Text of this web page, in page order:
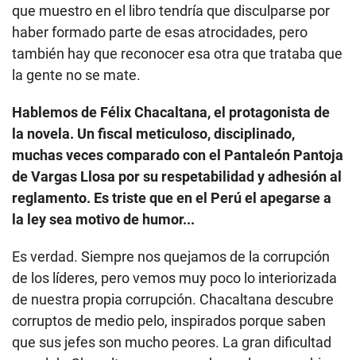
que muestro en el libro tendría que disculparse por
haber formado parte de esas atrocidades, pero
también hay que reconocer esa otra que trataba que
la gente no se mate.
Hablemos de Félix Chacaltana, el protagonista de
la novela. Un fiscal meticuloso, disciplinado,
muchas veces comparado con el Pantaleón Pantoja
de Vargas Llosa por su respetabilidad y adhesión al
reglamento. Es triste que en el Perú el apegarse a
la ley sea motivo de humor...
Es verdad. Siempre nos quejamos de la corrupción
de los líderes, pero vemos muy poco lo interiorizada
de nuestra propia corrupción. Chacaltana descubre
corruptos de medio pelo, inspirados porque saben
que sus jefes son mucho peores. La gran dificultad